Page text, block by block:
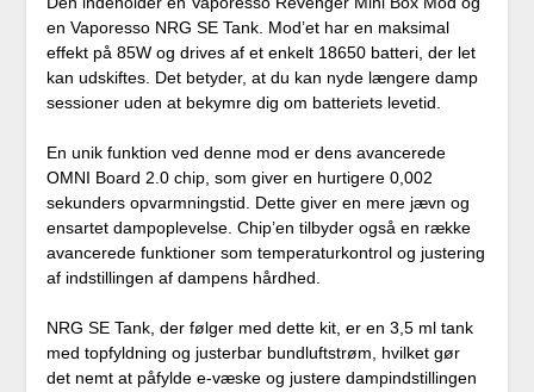
en Vaporesso NRG SE Tank. Mod’et har en maksimal
effekt på 85W og drives af et enkelt 18650 batteri, der let
kan udskiftes. Det betyder, at du kan nyde længere damp
sessioner uden at bekymre dig om batteriets levetid.
En unik funktion ved denne mod er dens avancerede
OMNI Board 2.0 chip, som giver en hurtigere 0,002
sekunders opvarmningstid. Dette giver en mere jævn og
ensartet dampoplevelse. Chip’en tilbyder også en række
avancerede funktioner som temperaturkontrol og justering
af indstillingen af dampens hårdhed.
NRG SE Tank, der følger med dette kit, er en 3,5 ml tank
med topfyldning og justerbar bundluftstrøm, hvilket gør
det nemt at påfylde e-væske og justere dampindstillingen